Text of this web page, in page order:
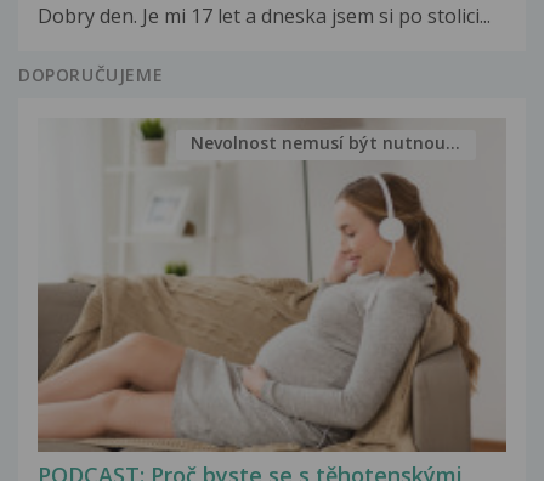
Dobry den. Je mi 17 let a dneska jsem si po stolici...
DOPORUČUJEME
Nevolnost nemusí být nutnou...